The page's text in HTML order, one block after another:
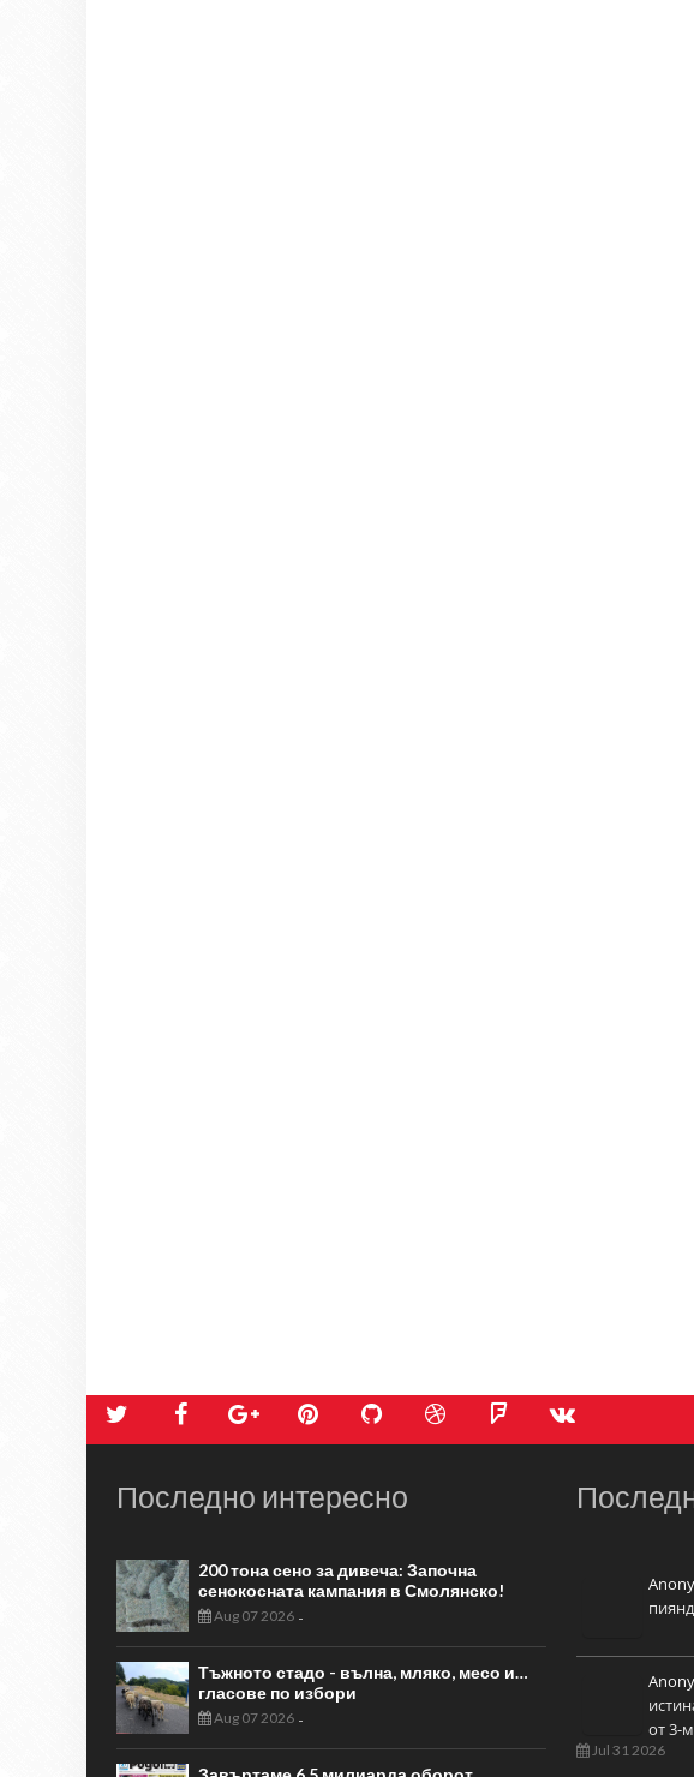
Последно интересно
200 тона сено за дивеча: Започна
сенокосната кампания в Смолянско!
Aug 07 2026 -
Тъжното стадо - вълна, мляко, месо и…
гласове по избори
Aug 07 2026 -
от 3-
Jul 31 2026